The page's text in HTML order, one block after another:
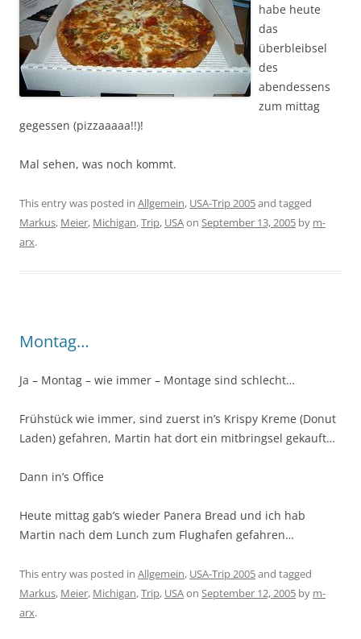
habe heute
das
überbleibsel
des
abendessens
zum mittag
gegessen (pizzaaaaa!!)!
Mal sehen, was noch kommt.
This entry was posted in Allgemein, USA-Trip 2005and tagged
Markus, Meier, Michigan,Trip, USAon September 13, 2005 by m-
arx.
Montag…
Ja – Montag – wie immer – Montage sind schlecht…
Frühstück wie immer, sind zuerst in’s Krispy Kreme (Donut
Laden) gefahren, Martin hat dort ein mitbringsel gekauft…
Dann in’s Office
Heute mittag gab’s wieder Panera Bread und ich hab
Martin nach dem Lunch zum Flughafen gefahren…
This entry was posted in Allgemein, USA-Trip 2005and tagged
Markus, Meier, Michigan,Trip, USAon September 12, 2005 by m-
arx.